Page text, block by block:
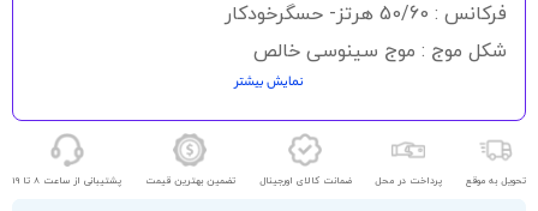
فرکانس : 50/60 هرتز- حسگرخودکار
شکل موج : موج سینوسی خالص
جریان شارژ : 20 آمپر
آلارم باتری کم : هر ثانیه 1 یکبار
نمایش بیشتر
تحویل به موقع پرداخت در محل ضمانت کالای اورجینال تضمین بهترین قیمت پشتیبانی از ساعت 8 تا 19